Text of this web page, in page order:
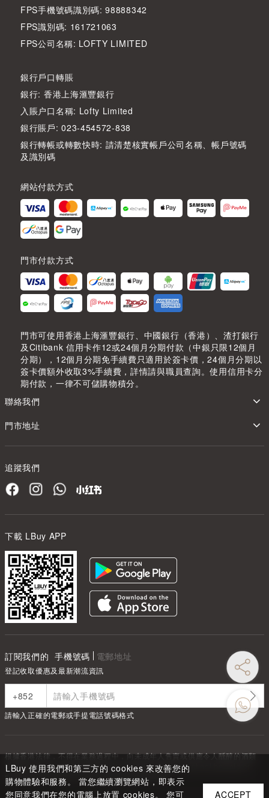
LBuy 使用我們和第三方的 cookies 來改善您的
購物體驗和服務。 當您繼續瀏覽網站，即表示
您同意我們在您的電腦上放置 cookies。 您可
ACCEPT
FPS手機號碼識別碼: 98888342
FPS識別碼: 161721063
FPS公司名稱: LOFTY LIMITED
銀行戶口轉賬
銀行: 香港上海滙豐銀行
入賬户口名稱: Lofty Limited
銀行賬戶: 023-454572-838
銀行轉帳或轉數快時: 請清楚核實帳戶公司名稱、帳戶號碼
及識別碼
網站付款方式
門市付款方式
門市可使用香港上海滙豐銀行、中國銀行（香港）、渣打銀行
及Citibank 信用卡作12或24個月分期付款（中銀只限12個月
分期），12個月分期免手續費只適用於簽卡價，24個月分期以
簽卡價額外收取3%手續費，詳情請與職員查詢。使用信用卡分
期付款，一律不可儲購物積分。
聯絡我們
門市地址
追蹤我們
下載 LBuy APP
訂閱我們的 手機號碼 電郵地址
登記收取優惠及最新潮流資訊
請輸入正確的電郵或手提電話號碼格式
根據香港法律，不得在業務過程中，向未成年人售賣或供應令人醺醉的酒類
Under the law of Hong Kong, intoxicating liquor must not be sold or
supplied to a minor in the course of business.